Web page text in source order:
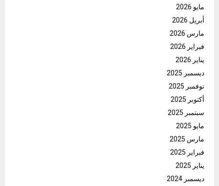
مايو 2026
أبريل 2026
مارس 2026
فبراير 2026
يناير 2026
ديسمبر 2025
نوفمبر 2025
أكتوبر 2025
سبتمبر 2025
مايو 2025
مارس 2025
فبراير 2025
يناير 2025
ديسمبر 2024